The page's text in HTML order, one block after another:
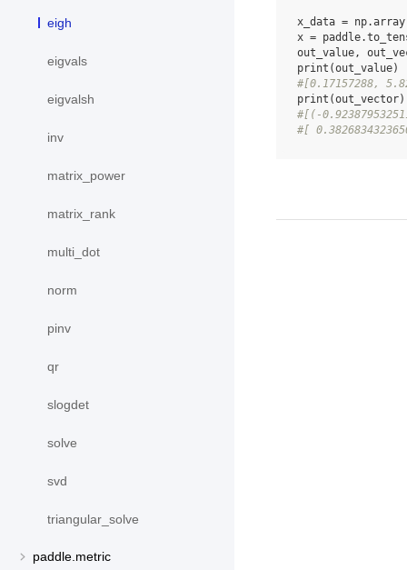
eigh
eigvals
eigvalsh
inv
matrix_power
matrix_rank
multi_dot
norm
pinv
qr
slogdet
solve
svd
triangular_solve
paddle.metric
x_data = np.array
x = paddle.
out_value,
print (out_value)
#[0.17157288,
print (out_vector)
#[(-
#[